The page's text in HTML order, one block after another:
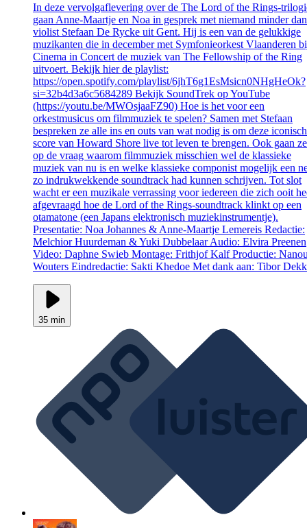
In deze vervolgaflevering over de The Lord of the Rings-
gaan Anne-Maartje en Noa in gesprek met niemand minder dan
violist Stefaan De Rycke uit Gent. Hij is een van de gelukkige
muzikanten die in december met Symfonieorkest Vlaanderen
Cinema in Concert de muziek van The Fellowship of the Ring
uitvoert. Bekijk hier de playlist:
https://open.spotify.com/playlist/6jhT6g1EsMsicn0NHgHeOk?
si=32b4d3a6c5684289 Bekijk SoundTrek op YouTube
(https://youtu.be/MWOsjaaFZ90) Hoe is het voor een
orkestmusicus om filmmuziek te spelen? Samen met Stefaan
bespreken ze alle ins en outs van wat nodig is om deze
score van Howard Shore live tot leven te brengen. Ook gaan
op de vraag waarom filmmuziek misschien wel de klassieke
muziek van nu is en welke klassieke componist mogelijk een
zo indrukwekkende soundtrack had kunnen schrijven. Tot slot
wacht er een muzikale verrassing voor iedereen die zich ooit
afgevraagd hoe de Lord of the Rings-soundtrack klinkt op een
otamatone (een Japans elektronisch muziekinstrumentje).
Presentatie: Noa Johannes & Anne-Maartje Lemereis Redactie:
Melchior Huurdeman & Yuki Dubbelaar Audio: Elvira Preenen
Video: Daphne Swieb Montage: Frithjof Kalf Productie:
Wouters Eindredactie: Sakti Khedoe Met dank aan: Tibor
35 min